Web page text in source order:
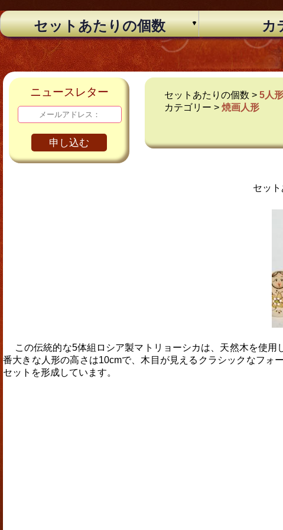
セットあたりの個数 カ
ニュースレター
申し込む
セットあたりの個数 >5人
カテゴリー >焼画人形
セット
この伝統的な5体組ロシア製マトリョーシカは、天然木を使
番大きな人形の高さは10cmで、木目が見えるクラシックなフォ
セットを形成しています。